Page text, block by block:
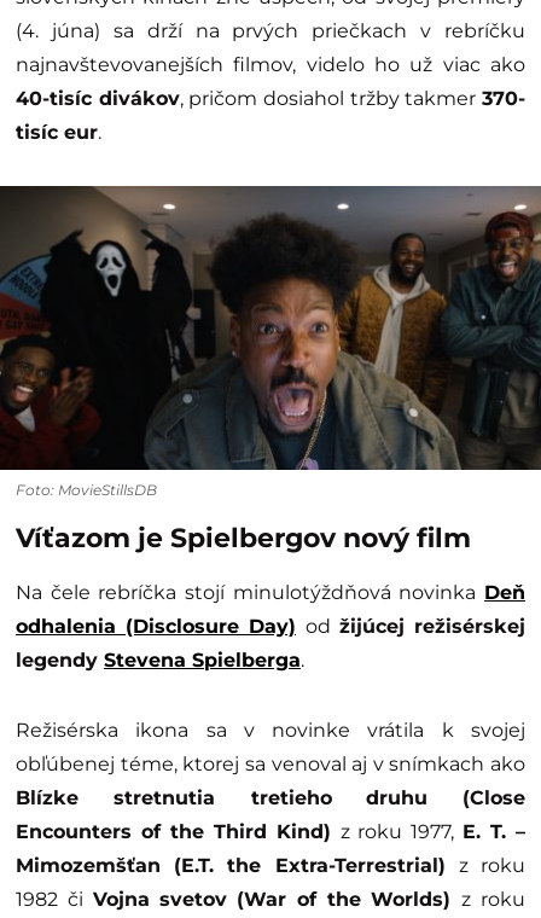
(4. júna) sa drží na prvých priečkach v rebríčku
najnavštevovanejších filmov, videlo ho už viac ako
40-tisíc divákov, pričom dosiahol tržby takmer370-
tisíc eur.
Foto: MovieStillsDB
Víťazom je Spielbergov nový film
Na čele rebríčka stojí minulotýždňová novinka Deň
odhalenia (Disclosure Day) od žijúcej režisérskej
legendy Stevena Spielberga.
Režisérska ikona sa v novinke vrátila k svojej
obľúbenej téme, ktorej sa venoval aj v snímkach ako
Blízke stretnutia tretieho
druhu (Close
Encounters of the Third Kind) z roku 1977, E. T. –
Mimozemšťan (E.T. the Extra-Terrestrial) z roku
1982 či Vojna svetov (War of the Worlds)z roku